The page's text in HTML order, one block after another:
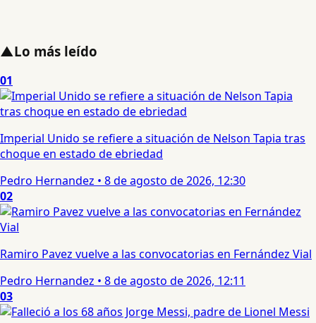
▲Lo más leído
01
Imperial Unido se refiere a situación de Nelson Tapia tras
choque en estado de ebriedad
Pedro Hernandez • 8 de agosto de 2026, 12:30
02
Ramiro Pavez vuelve a las convocatorias en Fernández Vial
Pedro Hernandez • 8 de agosto de 2026, 12:11
03